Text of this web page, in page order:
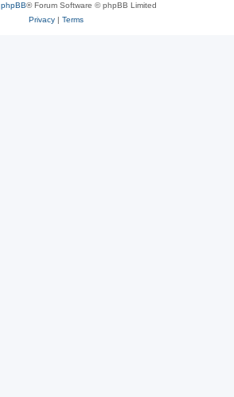
phpBB® Forum Software © phpBB Limited
Privacy| Terms